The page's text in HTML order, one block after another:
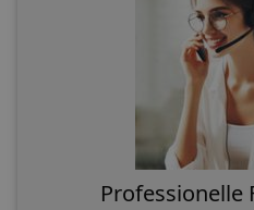
Professionelle